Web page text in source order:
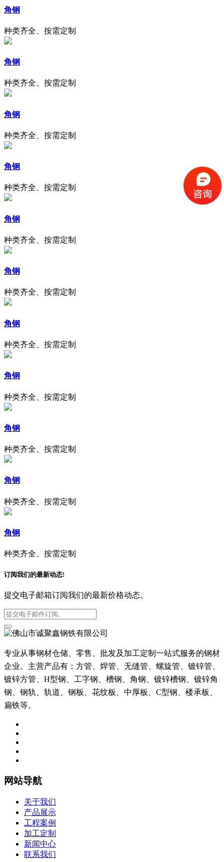
角钢
种类齐全、按需定制
角钢
种类齐全、按需定制
角钢
种类齐全、按需定制
角钢
种类齐全、按需定制
角钢
种类齐全、按需定制
角钢
种类齐全、按需定制
角钢
种类齐全、按需定制
角钢
种类齐全、按需定制
角钢
种类齐全、按需定制
角钢
种类齐全、按需定制
角钢
种类齐全、按需定制
订阅我们的最新动态!
提交电子邮箱订阅我们的最新价格动态。
专业从事钢材仓储、零售、批发及加工定制一站式服务的钢材
企业。主营产品有：方管、焊管、无缝管、螺旋管、镀锌管、
镀锌方管、H型钢、工字钢、槽钢、角钢、镀锌槽钢、镀锌角
钢、钢轨、轨道、钢板、花纹板、中厚板、C型钢、楼承板、
扁铁等。
网站导航
关于我们
产品展示
工程案例
加工定制
新闻中心
联系我们